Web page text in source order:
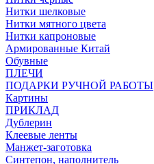
Нитки шелковые
Нитки мятного цвета
Нитки капроновые
Армированные Китай
Обувные
ПЛЕЧИ
ПОДАРКИ РУЧНОЙ РАБОТЫ
Картины
ПРИКЛАД
Дублерин
Клеевые ленты
Манжет-заготовка
Синтепон, наполнитель